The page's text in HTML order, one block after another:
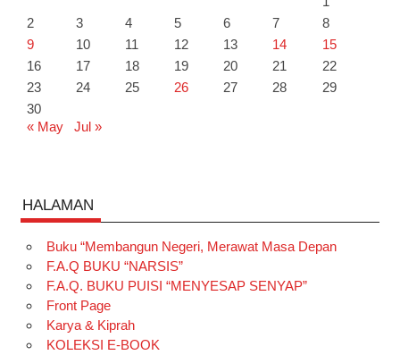
2
3 4 5 6 7
8
9
10 11 12 13 14
15
16
17 18 19 20 21
22
23
24 25 26 27 28
29
30
« May
Jul »
HALAMAN
Buku “Membangun Negeri, Merawat Masa Depan
F.A.Q BUKU “NARSIS”
F.A.Q. BUKU PUISI “MENYESAP SENYAP”
Front Page
Karya & Kiprah
KOLEKSI E-BOOK